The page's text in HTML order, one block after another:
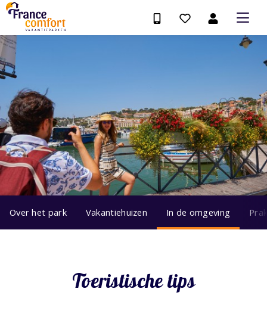
Over het park Vakantiehuizen In de omgeving
Toeristische tips